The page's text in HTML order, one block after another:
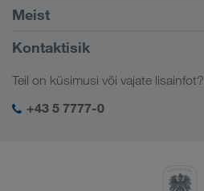
Kliendiportaal CONNECT
Digitaalsed lahendused
Ärilahendused
Euroopa
Kaukaasia
Kesk-Aasia
Lähis-Ida
Meist
Ettevõttest
Sotsiaalne vastutus
SHEQ-juhtimine
Kontaktisik
Teil on küsimusi või vajate lisainfot?
+43 5 7777-0